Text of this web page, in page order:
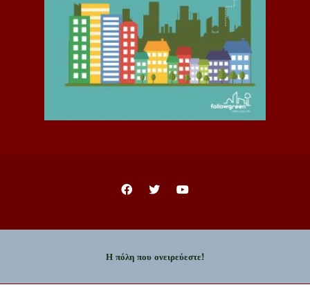
Η πόλη που ονειρεύεστε!